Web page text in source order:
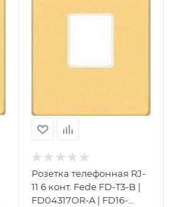
Розетка телефонная RJ-
11 6 конт. Fede FD-T3-B |
FD04317OR-A | FD16-